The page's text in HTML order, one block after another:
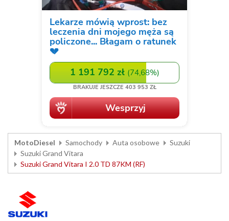
MotoDiesel Samochody Auta osobowe
Suzuki
Suzuki Grand Vitara
Suzuki Grand Vitara I 2.0 TD 87KM (RF)